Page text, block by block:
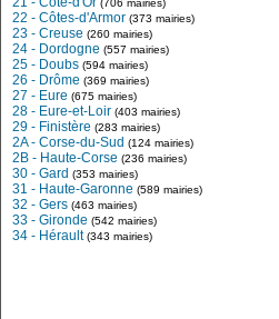
(706 mairies)
22 - Côtes-d'Armor (373 mairies)
23 - Creuse (260 mairies)
24 - Dordogne (557 mairies)
25 - Doubs (594 mairies)
26 - Drôme (369 mairies)
27 - Eure (675 mairies)
28 - Eure-et-Loir (403 mairies)
29 - Finistère (283 mairies)
2A - Corse-du-Sud (124 mairies)
2B - Haute-Corse (236 mairies)
30 - Gard (353 mairies)
31 - Haute-Garonne (589 mairies)
32 - Gers (463 mairies)
33 - Gironde (542 mairies)
34 - Hérault (343 mairies)